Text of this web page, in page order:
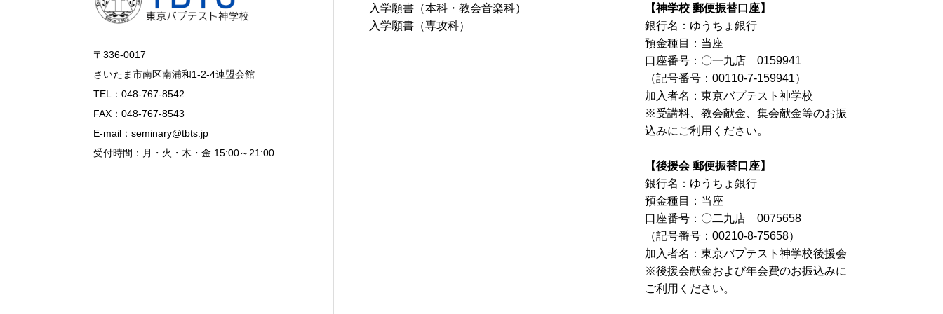
〒336-0017
さいたま市南区南浦和1-2-4連盟会館
TEL：048-767-8542
FAX：048-767-8543
E-mail：seminary@tbts.jp
受付時間：月・火・木・金 15:00～21:00
入学願書（本科・教会音楽科）
入学願書（専攻科）
【神学校 郵便振替口座】
銀行名：ゆうちょ銀行
預金種目：当座
口座番号：〇一九店 0159941
（記号番号：00110-7-159941）
加入者名：東京バプテスト神学校
※受講料、教会献金、集会献金等のお振
込みにご利用ください。
【後援会 郵便振替口座】
銀行名：ゆうちょ銀行
預金種目：当座
口座番号：〇二九店 0075658
（記号番号：00210-8-75658）
加入者名：東京バプテスト神学校後援会
※後援会献金および年会費のお振込みに
ご利用ください。